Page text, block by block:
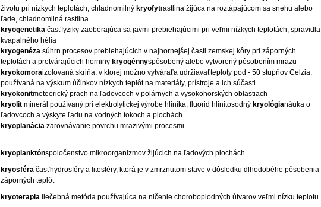
životu pri nízkych teplotách, chladnomilný kryofytrastlina žijúca na roztápajúcom sa snehu alebo
ľade, chladnomilná rastlina
kryogenetika časťfyziky zaoberajúca sa javmi prebiehajúcimi pri veľmi nízkych teplotách, spravidla
kvapalného hélia
kryogenéza súhrn procesov prebiehajúcich v najhornejšej časti zemskej kôry pri záporných
teplotách a pretvárajúcich horniny kryogénnyspôsobený alebo vytvorený pôsobením mrazu
kryokomoraizolovaná skriňa, v ktorej možno vytváraťa udržiavaťteploty pod - 50 stupňov Celzia,
používaná na výskum účinkov nízkych teplôt na materiály, prístroje a ich súčasti
kryokonitmeteorický prach na ľadovcoch v polárnych a vysokohorských oblastiach
kryolit minerál používaný pri elektrolytickej výrobe hliníka; fluorid hlinitosodný kryológianáuka o
ľadovcoch a výskyte ľadu na vodných tokoch a plochách
kryoplanácia zarovnávanie povrchu mrazivými procesmi
kryoplanktónspoločenstvo mikroorganizmov žijúcich na ľadových plochách
kryosféra časťhydrosféry a litosféry, ktorá je v zmrznutom stave v dôsledku dlhodobého pôsobenia
záporných teplôt
kryoterapia liečebná metóda používajúca na ničenie choroboplodných útvarov veľmi nízku teplotu